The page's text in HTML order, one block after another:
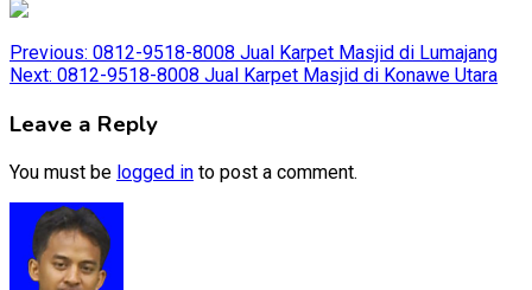
Post
navigation
Previous: 0812-9518-8008 Jual Karpet Masjid di Lumajang
Next: 0812-9518-8008 Jual Karpet Masjid di Konawe Utara
Leave a Reply
You must be logged in to post a comment.